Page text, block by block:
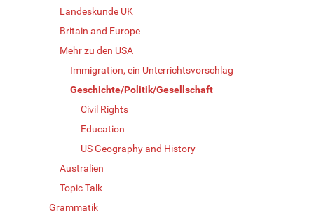
Landeskunde UK
Britain and Europe
Mehr zu den USA
Immigration, ein Unterrichtsvorschlag
Geschichte/Politik/Gesellschaft
Civil Rights
Education
US Geography and History
Australien
Topic Talk
Grammatik